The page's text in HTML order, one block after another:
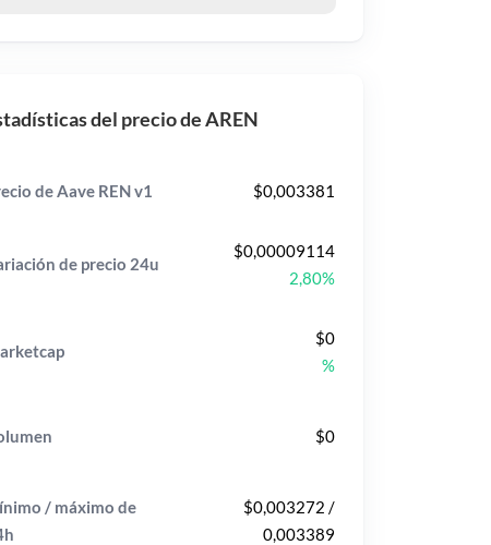
del precio de AREN
de Aave REN v1 $0,003381
de precio 24u
$0,00009114
2,80%
$0
%
$0
/ máximo de
$0,003272 /
0,003389